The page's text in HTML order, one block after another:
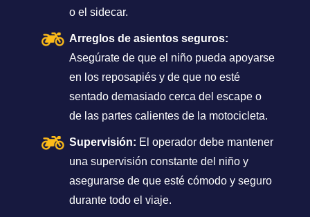
o el sidecar.
Arreglos de asientos seguros:
Asegúrate de que el niño pueda apoyarse
en los reposapiés y de que no esté
sentado demasiado cerca del escape o
de las partes calientes de la motocicleta.
Supervisión: El operador debe mantener
una supervisión constante del niño y
asegurarse de que esté cómodo y seguro
durante todo el viaje.